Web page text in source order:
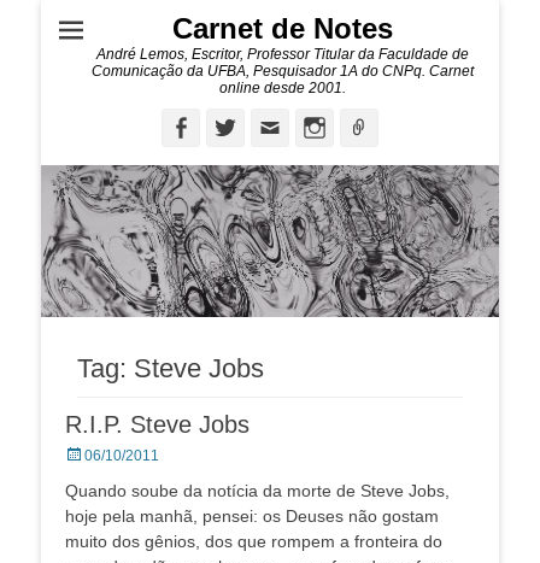
Carnet de Notes
André Lemos, Escritor, Professor Titular da Faculdade de
Comunicação da UFBA, Pesquisador 1A do CNPq. Carnet
online desde 2001.
FacebookTwitterEmail Instagram
Tag: Steve Jobs
R.I.P. Steve Jobs
Posted
06/10/2011
Quando soube da notícia da morte de Steve Jobs,
hoje pela manhã, pensei: os Deuses não gostam
muito dos gênios, dos que rompem a fronteira do